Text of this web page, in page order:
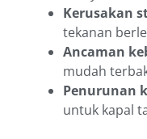
Kerusakan
tekanan
Ancaman
mudah
Penurunan
untuk kapal